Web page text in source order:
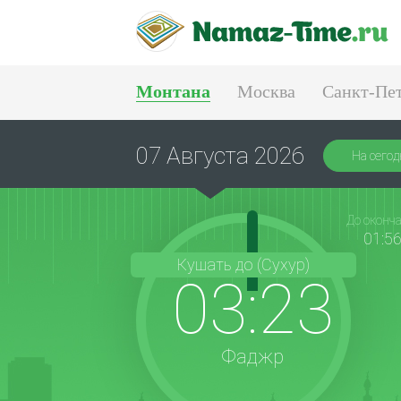
Монтана Москва Санкт-
07 Августа 2026 На
До
Кушать до (Сухур)
03:23
Фаджр